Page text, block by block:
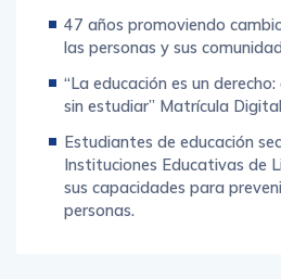
47 años promoviendo
las personas y sus
“La educación es un
sin estudiar” Matrícula
Estudiantes de educación
Instituciones Educativas de
sus capacidades para
personas.